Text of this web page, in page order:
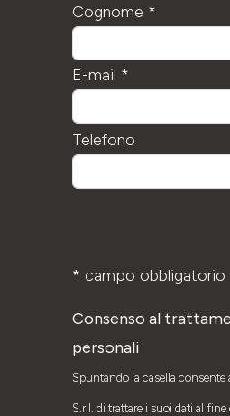
Cognome *
E-mail *
Si
questo
campo.
Telefono
* campo obbligatorio
Consenso al
personali
Spuntando la casella consente
S.r.l. di trattare i suoi dati al